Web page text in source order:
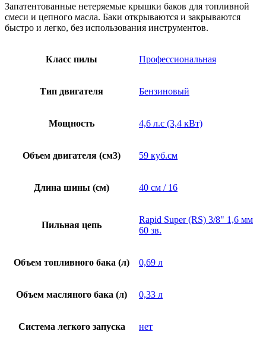
Запатентованные нетеряемые крышки баков для топливной
смеси и цепного масла. Баки открываются и закрываются
быстро и легко, без использования инструментов.
Класс пилы Профессиональная
Тип двигателя Бензиновый
Мощность 4,6 л.с (3,4 кВт)
Объем двигателя (см3) 59 куб.см
Длина шины (см) 40 см / 16
Пильная цепь
Rapid Super (RS) 3/8" 1,6 мм
60 зв.
Объем топливного бака (л) 0,69 л
Объем масляного бака (л) 0,33 л
Система легкого запуска нет